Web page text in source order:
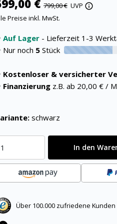
€ 799,00 € UVP
Preise inkl. MwSt.
Auf Lager - Lieferzeit 1-3
Nur noch 5 Stück 50% verfügbar
Kostenloser & versicherter
Finanzierung z.B. ab 20,00 € /
schwarz
In den
Über 100.000 zufriedene Kunden